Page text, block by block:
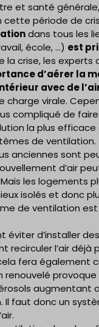
et santé générale,
cette période de
dans tous les
école, …) est
la crise, les experts
d’aérer la
avec de
charge virale.
compliqué de
la plus efficace
de ventilation.
anciennes sont
d’air
les logements
isolés et donc
de ventilation est
éviter d’installer
recirculer l’air déjà
fera également
renouvelé provoque
augmentant
faut donc un